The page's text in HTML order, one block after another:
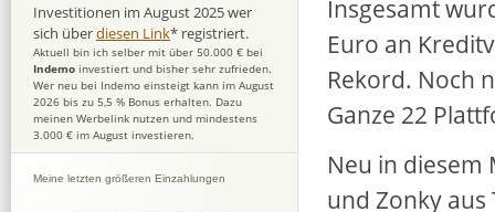
Insgesamt
Euro an
Rekord. Noch
Ganze 22
Neu in diesem
und Zonky aus
Investitionen im August 2025 wer
sich überdiesen Link* registriert.
Aktuell bin ich selber mit über 50.000 € bei
Indemo investiert und bisher sehr zufrieden.
Wer neu bei Indemo einsteigt kann im August
2026 bis zu 5,5 % Bonus erhalten. Dazu
meinen Werbelink nutzen und mindestens
3.000 € im August investieren.
Meine letzten größeren Einzahlungen